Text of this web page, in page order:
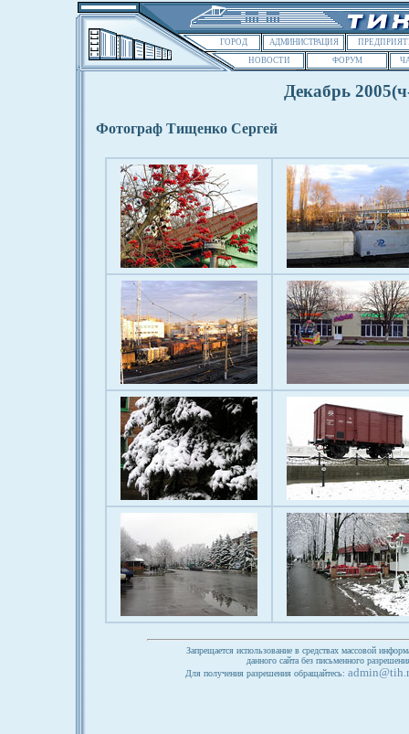
ГОРОД АДМИНИСТРАЦИЯ
НОВОСТИ
ФОРУМ
Декабрь
Фотограф Тищенко Сергей
Запрещается использование в средствах массовой
данного сайта без письменного
Для получения разрешения обращайтесь: